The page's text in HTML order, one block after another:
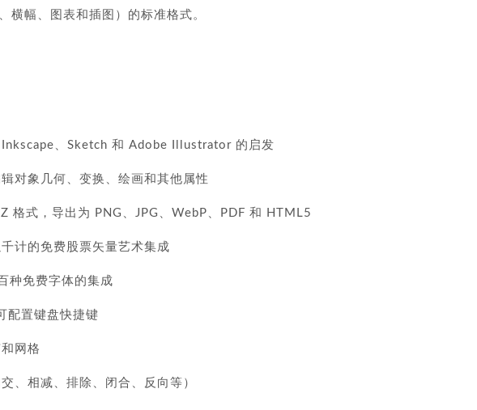
横幅、图表和插图）的标准格式。
、Sketch 和 Adob​​e Illustrator 的启发
对象几何、变换、绘画和其他属性
格式，导出为 PNG、JPG、WebP、PDF 和 HTML5
计的免费股票矢量艺术集成
种免费字体的集成
配置键盘快捷键
网格
、相减、排除、闭合、反向等）